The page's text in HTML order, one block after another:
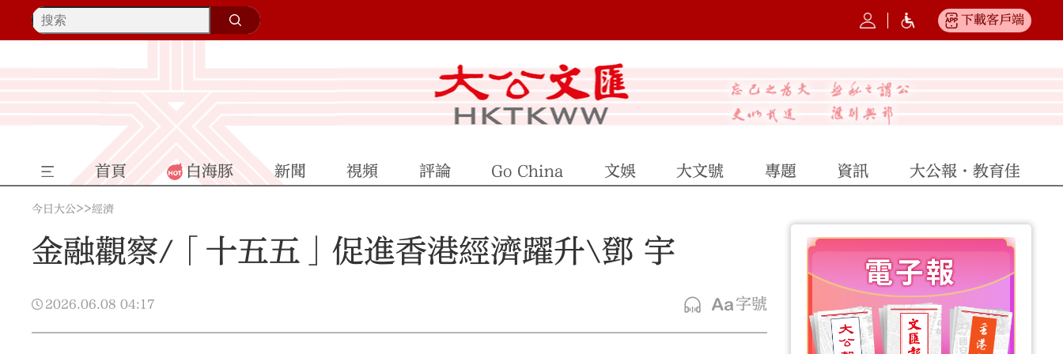
下載客戶端
首頁 白海豚 新聞 視頻 評論 Go China 文娛 大文號 專題 資訊 大公報·教育佳
今日大公>>經濟
金融觀察/「十五五」促進香港經濟躍升\鄧 宇
2026.06.08 04:17 字號